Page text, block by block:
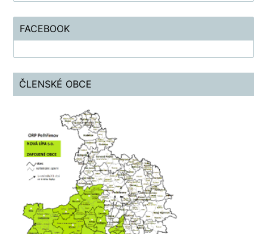
FACEBOOK
ČLENSKÉ OBCE